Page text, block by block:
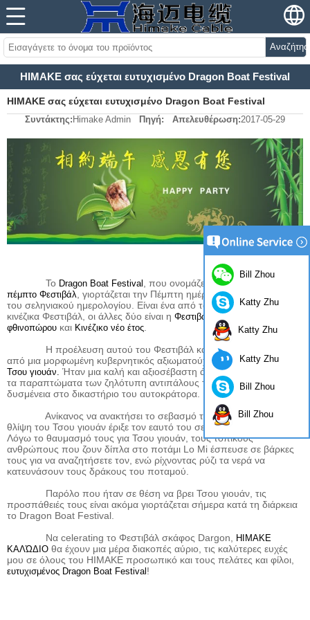
HIMAKE σας εύχεται ευτυχισμένο Dragon Boat Festival
HIMAKE σας εύχεται ευτυχισμένο Dragon Boat Festival
Συντάκτης: Himake Admin Πηγή: Απελευθέρωση:2017-05-29
Το Dragon Boat Festival , που ονομάζεται επίσης
πέμπτο Φεστιβάλ , γιορτάζεται την Πέμπτη ημέρα του πέμπτου μήνα
του σεληνιακού ημερολογίου. Είναι ένα από τα πιο σημαντικά
κινέζικα Φεστιβάλ, οι άλλες δύο είναι η Φεστιβάλ φεγγαριών
φθινοπώρου και Κινέζικο νέο έτος
Η προέλευση αυτού του Φεστιβάλ καλοκαίρι κέντρα γύρω
από μια μορφωμένη κυβερνητικός αξιωματούχος που ονομάζεται
Τσου γιουάν. Ήταν μια καλή και αξιοσέβαστη άνθρωπος, αλλά λόγω
τα παραπτώματα των ζηλότυπη αντιπάλους τελικά έπεσε σε
δυσμένεια στο δικαστήριο του αυτοκράτορα.
Ανίκανος να ανακτήσει το σεβασμό του αυτοκράτορα, τη
θλίψη του Τσου γιουάν έριξε τον εαυτό του σε τοΜι Λο ποταμού
Λόγω το θαυμασμό τους για Τσου γιουάν, τους τοπικούς
ανθρώπους που ζουν δίπλα στο ποτάμι Lo Mi έσπευσε σε βάρκες
τους για να αναζητήσετε τον, ενώ ρίχνοντας ρύζι τα νερά να
κατευνάσουν τους δράκους του ποταμού.
Παρόλο που ήταν σε θέση να βρει Τσου γιουάν, τις
προσπάθειές τους είναι ακόμα γιορτάζεται σήμερα κατά τη διάρκεια
το Dragon Boat Festival.
Να celerating το Φεστιβάλ σκάφος Dargon,
HIMAKE
ΚΑΛΏΔΙΟ θα έχουν μια μέρα διακοπές αύριο, τις καλύτερες ευχές
μου σε όλους του HIMAKE προσωπικό και τους πελάτες και φίλοι,
ευτυχισμένος Dragon Boat Festival !
Bill Zhou
Katty Zhu
Katty Zhu
Katty Zhu
Bill Zhou
Bill Zhou